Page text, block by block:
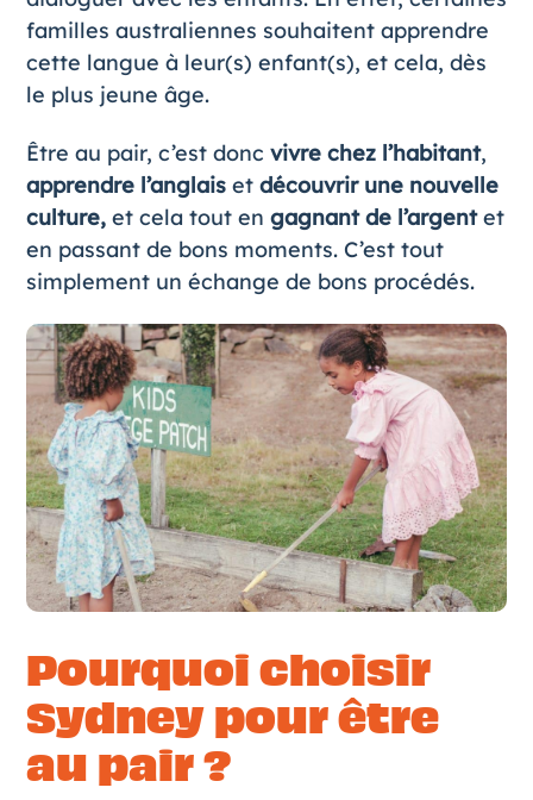
familles australiennes souhaitent apprendre
cette langue à leur(s) enfant(s), et cela, dès
le plus jeune âge.
Être au pair, c’est donc vivre chez l’habitant,
apprendre l’anglaiset découvrir une nouvelle
culture, et cela tout en gagnant de l’argentet
en passant de bons moments. C’est tout
simplement un échange de bons procédés.
Pourquoi choisir
Sydney pour être
au pair ?